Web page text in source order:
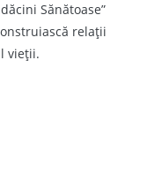
Sănătoase”
relații
vieții.